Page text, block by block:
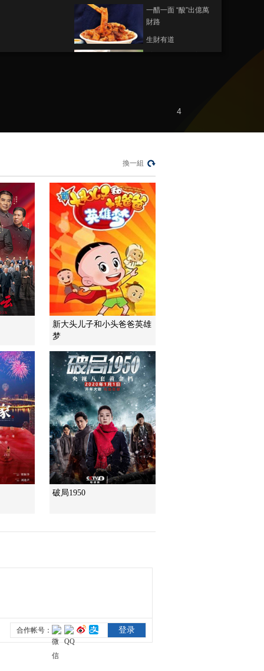
一醋一面 “酸”出億萬
財路
生財有道
健康之路
之爭
今日説法
自然秘境 荒漠翠影蘊
生機
遠方的家
“最後的水上公交”擺渡
4
換一組
新大头儿子和小头爸爸英雄
梦
破局1950